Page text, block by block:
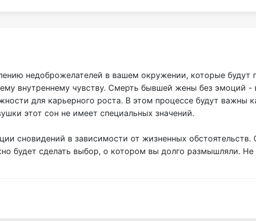
недоброжелателей в вашем окружении, которые будут
внутреннему чувству. Смерть бывшей жены без эмоций -
для карьерного роста. В этом процессе будут важны
этот сон не имеет специальных значений.
сновидений в зависимости от жизненных
будет сделать выбор, о котором вы долго размышляли. Не